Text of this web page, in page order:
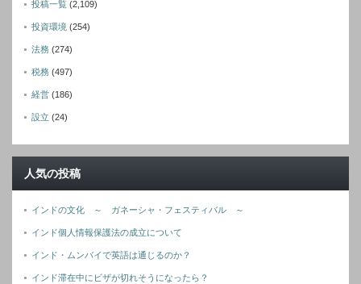
投稿一覧 (2,109)
投資環境 (254)
法務 (274)
税務 (497)
経営 (186)
設立 (24)
人気の投稿
インドの文化 ～ ガネーシャ・フェスティバル ～
インド個人情報保護法の成立について
インド・ムンバイで英語は通じるのか？
インド滞在中にビザが切れそうになったら？